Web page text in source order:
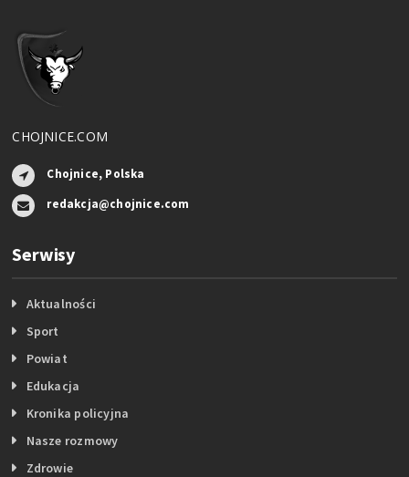
CHOJNICE.COM
Chojnice, Polska
redakcja@chojnice.com
Serwisy
Aktualności
Sport
Powiat
Edukacja
Kronika policyjna
Nasze rozmowy
Zdrowie